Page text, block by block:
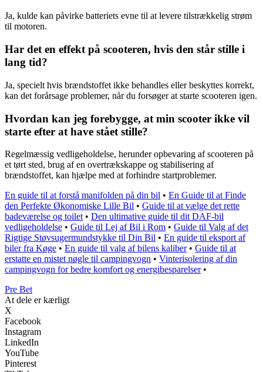
Ja, kulde kan påvirke batteriets evne til at levere tilstrækkelig strøm
til motoren.
Har det en effekt på scooteren, hvis den står stille i
lang tid?
Ja, specielt hvis brændstoffet ikke behandles eller beskyttes korrekt,
kan det forårsage problemer, når du forsøger at starte scooteren igen.
Hvordan kan jeg forebygge, at min scooter ikke vil
starte efter at have stået stille?
Regelmæssig vedligeholdelse, herunder opbevaring af scooteren på
et tørt sted, brug af en overtrækskappe og stabilisering af
brændstoffet, kan hjælpe med at forhindre startproblemer.
En guide til at forstå manifolden på din bil • En Guide til at Finde
den Perfekte Økonomiske Lille Bil • Guide til at vælge det rette
badeværelse og toilet • Den ultimative guide til dit DAF-bil
vedligeholdelse • Guide til Lej af Bil i Rom • Guide til Valg af det
Rigtige Støvsugermundstykke til Din Bil • En guide til eksport af
biler fra Køge • En guide til valg af bilens kaliber• Guide til at
erstatte en mistet nøgle til campingvogn • Vinterisolering af din
campingvogn for bedre komfort og energibesparelser•
Pre Bet
At dele er kærligt
X
Facebook
Instagram
LinkedIn
YouTube
Pinterest